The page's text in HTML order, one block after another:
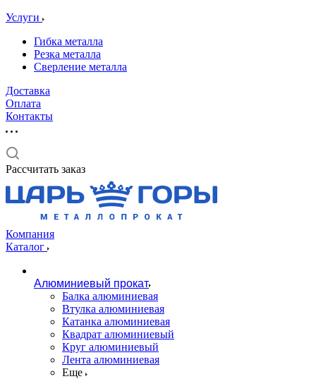
Услуги
Гибка металла
Резка металла
Сверление металла
Доставка
Оплата
Контакты
Рассчитать заказ
Компания
Каталог
Алюминиевый прокат
Балка алюминиевая
Втулка алюминиевая
Катанка алюминиевая
Квадрат алюминиевый
Круг алюминиевый
Лента алюминиевая
Еще